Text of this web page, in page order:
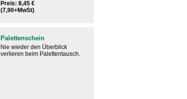
Preis: 8,45 €
(7,90+MwSt)
Palettenschein
Nie wieder den Überblick
verlieren beim Palettentausch.